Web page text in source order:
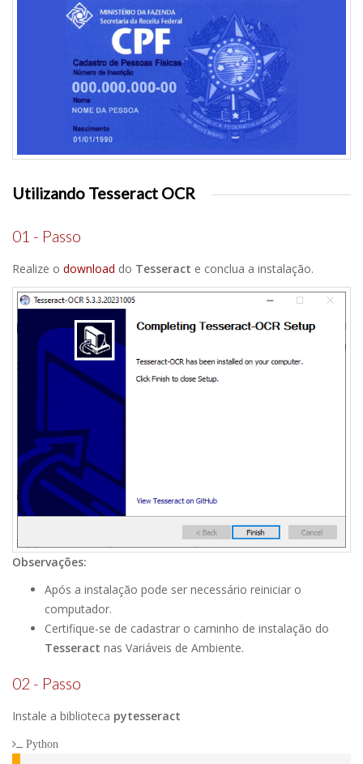
Utilizando Tesseract OCR
01 - Passo
Realize o download do Tesseract e conclua a instalação.
Observações:
Após a instalação pode ser necessário reiniciar o
computador.
Certifique-se de cadastrar o caminho de instalação do
Tesseract nas Variáveis de Ambiente.
02 - Passo
Instale a biblioteca pytesseract
Python